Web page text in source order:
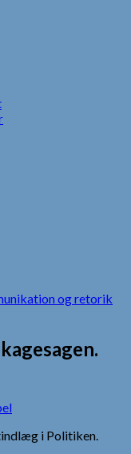
og retorik
i Politiken.